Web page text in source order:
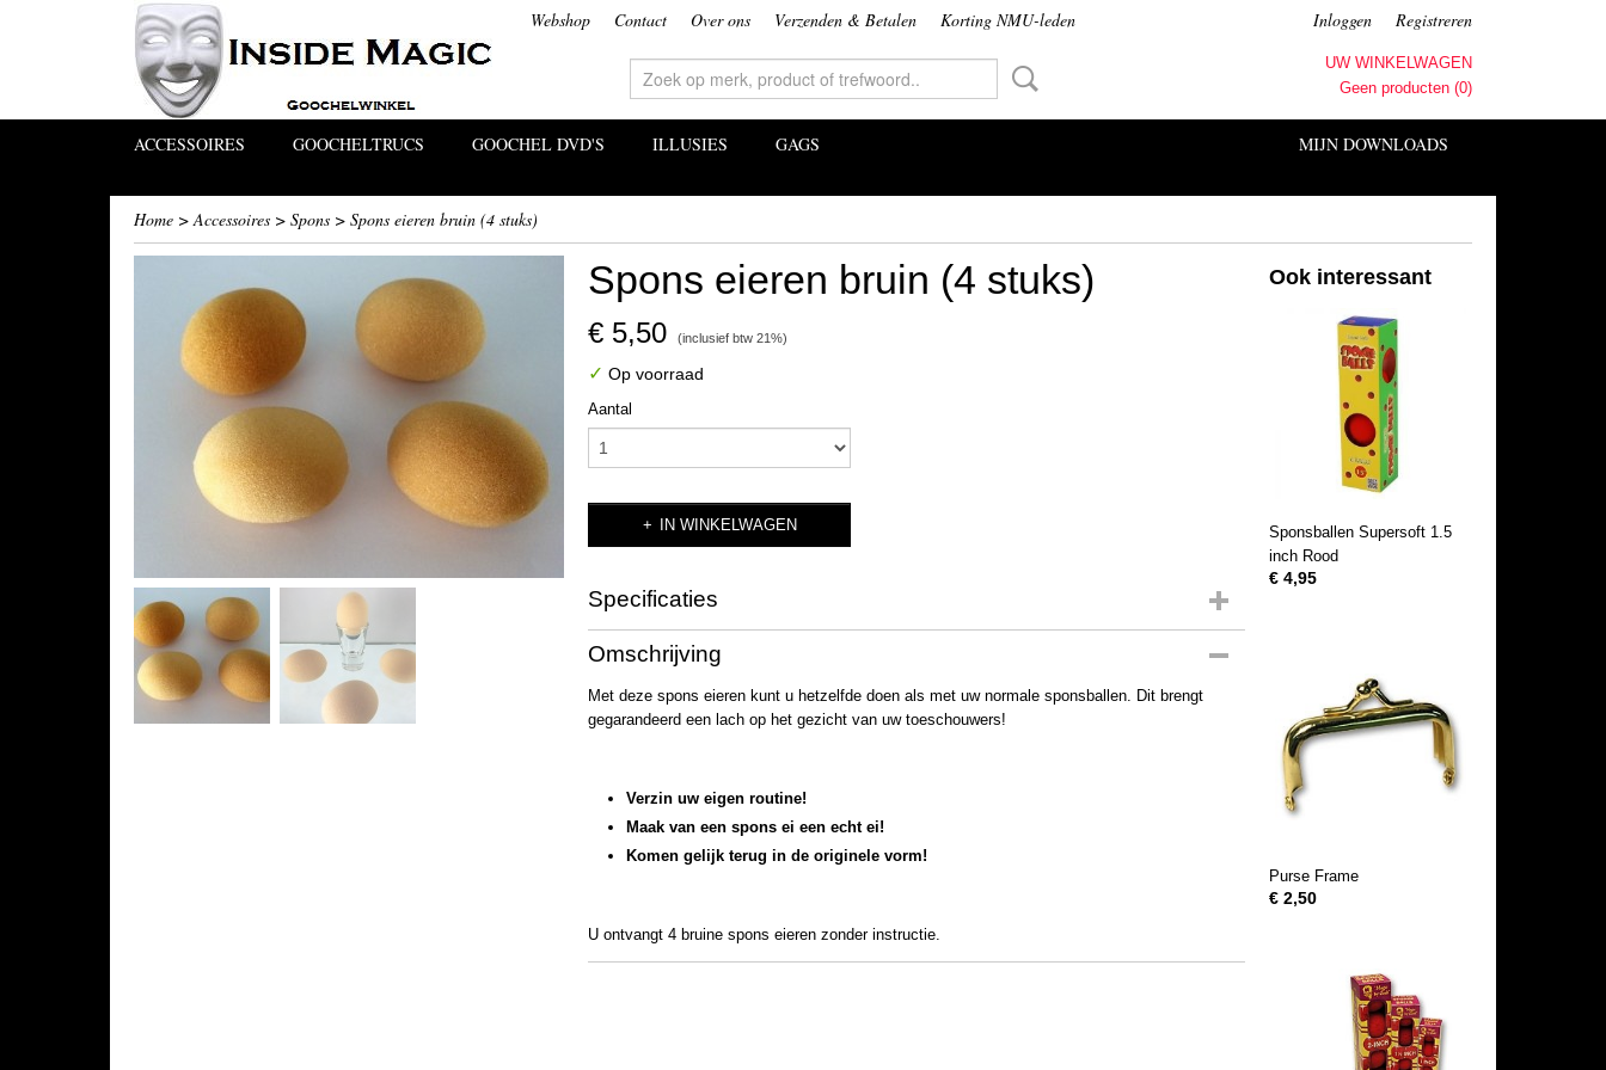
Webshop Contact Over ons Verzenden & Betalen Korting NMU-leden Inloggen Registreren
UW WINKELWAGEN
Geen producten (0)
MIJN DOWNLOADS
ACCESSOIRES GOOCHELTRUCS GOOCHEL DVD'S ILLUSIES GAGS
Home >Accessoires > Spons > Spons eieren bruin (4 stuks)
Spons eieren bruin (4 stuks)
€ 5,50 (inclusief btw 21%)
✓ Op voorraad
Aantal
IN WINKELWAGEN
Specificaties
Productcode
Bruto gewicht
Omschrijving
Met deze spons eieren kunt u hetzelfde doen als met uw normale sponsballen. Dit brengt
gegarandeerd een lach op het gezicht van uw toeschouwers!
Verzin uw eigen routine!
Maak van een spons ei een echt ei!
Komen gelijk terug in de originele vorm!
U ontvangt 4 bruine spons eieren zonder instructie.
Ook interessant
Sponsballen Supersoft 1.5
inch Rood
€ 4,95
Purse Frame
€ 2,50